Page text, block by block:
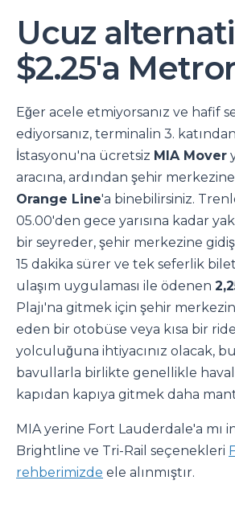
Ucuz
$2.25'a
Eğer acele etmiyorsanız ve hafif
ediyorsanız, terminalin 3.
İstasyonu'na ücretsiz MIA Mover
aracına, ardından şehir merkezine
Orange Line'a binebilirsiniz.
05.00'den gece yarısına kadar
bir seyreder, şehir merkezine
15 dakika sürer ve tek seferlik
ulaşım uygulaması ile ödenen
Plajı'na gitmek için şehir
eden bir otobüse veya kısa bir
yolculuğuna ihtiyacınız olacak,
bavullarla birlikte genellikle
kapıdan kapıya gitmek daha
MIA yerine Fort Lauderdale'a mı
Brightline ve Tri-Rail seçenekleri
rehberimizde ele alınmıştır.